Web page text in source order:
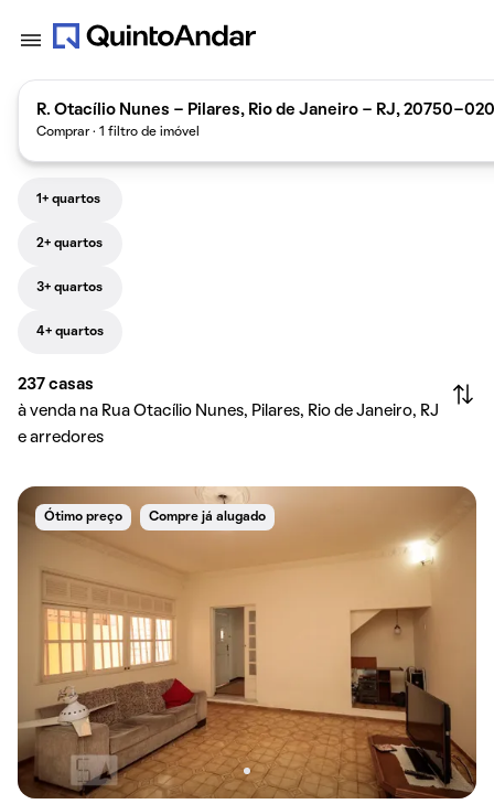
R. Otacílio Nunes - Pilares, Rio de Janeiro - RJ, 20750-
Comprar · 1 filtro de imóvel
1+ quartos
2+ quartos
3+ quartos
4+ quartos
237 casas
à venda na Rua Otacílio Nunes, Pilares, Rio de Janeiro, RJ
e arredores
Ótimo preço Compre já alugado